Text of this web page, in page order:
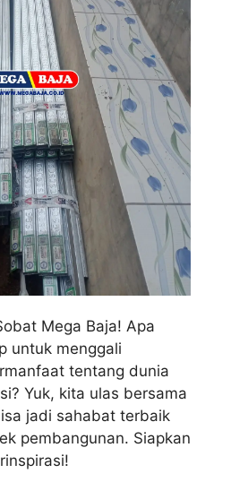
Mega Baja! Apa
untuk menggali
tentang dunia
Yuk, kita ulas bersama
jadi sahabat terbaik
pembangunan. Siapkan